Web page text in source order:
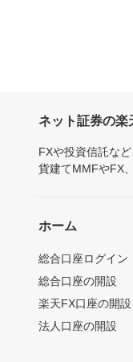
ネット証券の楽
FXや投資信託な
貨建てMMFやFX
ホーム
総合口座ログイン
総合口座の開設
楽天FX口座の開設
法人口座の開設